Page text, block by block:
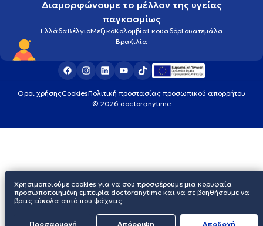
Διαμορφώνουμε το μέλλον της υγείας
παγκοσμίως
ΕλλάδαΒέλγιοΜεξικόΚολομβίαΕκουαδόρΓουατεμάλα
Βραζιλία
Οροι χρήσηςCookiesΠολιτική προστασίας προσωπικού απορρήτου
© 2026 doctoranytime
Χρησιμοποιούμε cookies για να σου προσφέρουμε μια κορυφαία
προσωποποιημένη εμπειρία doctoranytime και να σε βοηθήσουμε να
βρεις εύκολα αυτό που ψάχνεις.
Προσαρμογή Απόρριψη Aποδοχή